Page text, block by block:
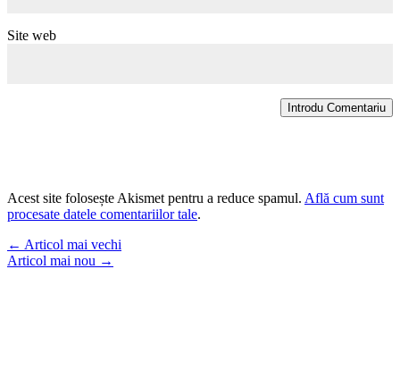
Site web
Introdu Comentariu
Acest site folosește Akismet pentru a reduce spamul. Află cum sunt
procesate datele comentariilor tale.
← Articol mai vechi
Articol mai nou →